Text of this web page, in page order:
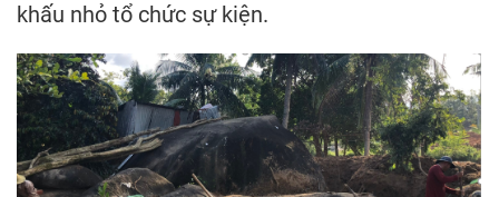
khấu nhỏ tổ chức sự kiện.